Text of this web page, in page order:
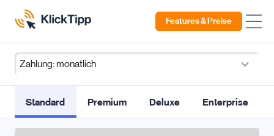
Features & Preise
Standard Premium Deluxe Enterprise